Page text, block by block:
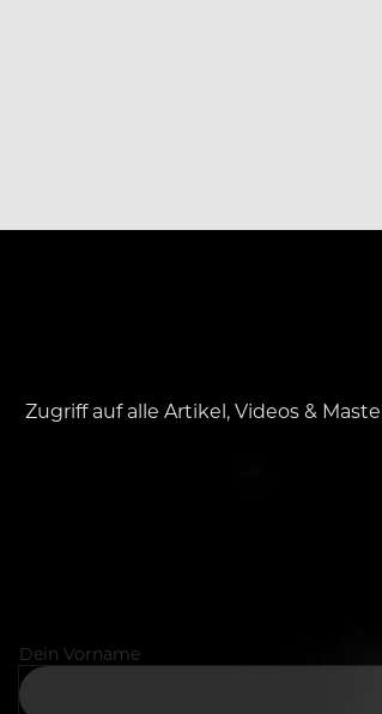
Zugriff auf alle Artikel, Videos &
Dein Vorname